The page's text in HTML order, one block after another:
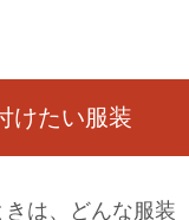
けたい服装
は、どんな服装